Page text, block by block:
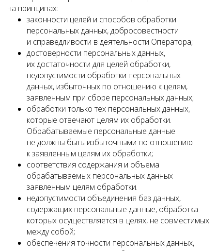
на принципах:
законности целей и способов обработки
персональных данных, добросовестности
и справедливости в деятельности Оператора;
достоверности персональных данных,
их достаточности для целей обработки,
недопустимости обработки персональных
данных, избыточных по отношению к целям,
заявленным при сборе персональных данных;
обработки только тех персональных данных,
которые отвечают целям их обработки.
Обрабатываемые персональные данные
не должны быть избыточными по отношению
к заявленным целям их обработки;
соответствия содержания и объема
обрабатываемых персональных данных
заявленным целям обработки.
недопустимости объединения баз данных,
содержащих персональные данные, обработка
которых осуществляется в целях, не совместимых
между собой;
обеспечения точности персональных данных,